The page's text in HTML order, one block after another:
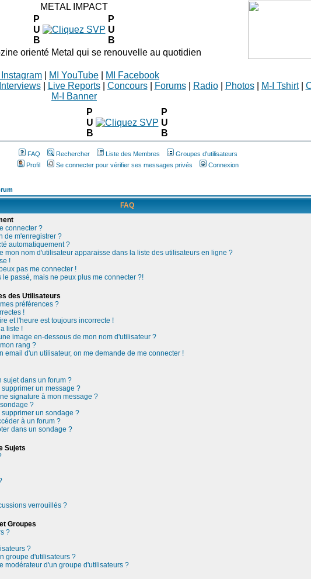
METAL IMPACT
P
U
B
P
U
B
orienté Metal qui se renouvelle au quotidien
Instagram MI YouTube
MI Facebook
Interviews| Live Reports| Concours| Forums| Radio| Photos| M-I Tshirt|
M-I Banner
P
U
B
P
U
B
FAQ Rechercher Liste des Membres
Groupes d'utilisateurs
Profil
Se connecter pour vérifier ses messages privés Connexion
FAQ
connecter ?
de m'enregistrer ?
automatiquement ?
mon nom d'utilisateur apparaisse dans la liste des utilisateurs en ligne ?
!
pas me connecter !
passé, mais ne peux plus me connecter ?!
des Utilisateurs
préférences ?
!
et l'heure est toujours incorrecte !
liste !
image en-dessous de mon nom d'utilisateur ?
rang ?
email d'un utilisateur, on me demande de me connecter !
sujet dans un forum ?
un message ?
signature à mon message ?
?
un sondage ?
à un forum ?
dans un sondage ?
Sujets
verrouillés ?
Groupes
?
?
groupe d'utilisateurs ?
modérateur d'un groupe d'utilisateurs ?